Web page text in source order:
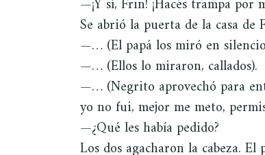
—¡Y sí, Frin! ¡Hacés trampa por
Se abrió la puerta de la casa
—… (El papá los miró en
—… (Ellos lo miraron, callados).
—… (Negrito aprovechó para
yo no fui, mejor me meto,
—¿Qué les había pedido?
Los dos agacharon la cabeza.